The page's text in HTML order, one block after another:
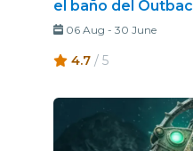
el baño del
06 Aug - 30 June
4.7 / 5